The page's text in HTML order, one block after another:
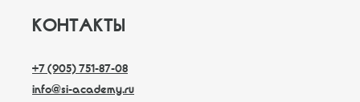
КОНТАКТЫ
+7 (905) 751-87-08
info@si-academy.ru